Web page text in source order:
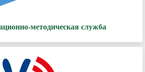
методическая служба